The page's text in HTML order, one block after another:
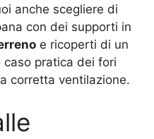
anche scegliere di
con dei supporti in
e ricoperti di un
pratica dei fori
corretta ventilazione.